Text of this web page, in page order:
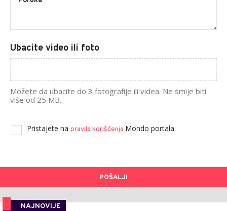
Ubacite video ili foto
Možete da ubacite do 3 fotografije ili videa. Ne smije biti
više od 25 MB.
Pristajete na pravila korišćenja Mondo portala.
POŠALJI
NAJNOVIJE